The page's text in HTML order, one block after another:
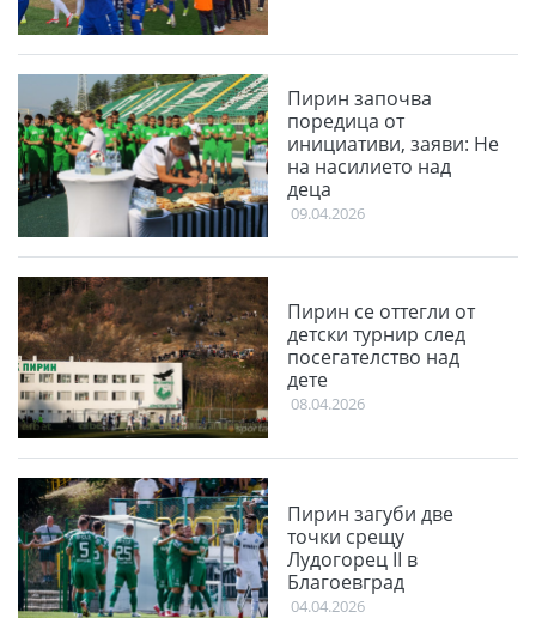
Пирин започва
поредица от
инициативи, заяви: Не
на насилието над
деца
09.04.2026
Пирин се оттегли от
детски турнир след
посегателство над
дете
08.04.2026
Пирин загуби две
точки срещу
Лудогорец II в
Благоевград
04.04.2026